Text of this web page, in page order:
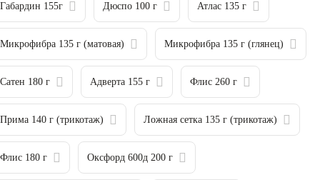
Габардин 155г Дюспо 100 г Атлас 135 г
Микрофибра 135 г (матовая) Микрофибра 135 г (глянец)
Сатен 180 г Адверта 155 г Флис 260 г
Прима 140 г (трикотаж) Ложная сетка 135 г (трикотаж)
Флис 180 г Оксфорд 600д 200 г